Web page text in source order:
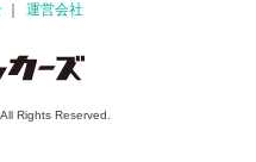
運営会社
Rights Reserved.